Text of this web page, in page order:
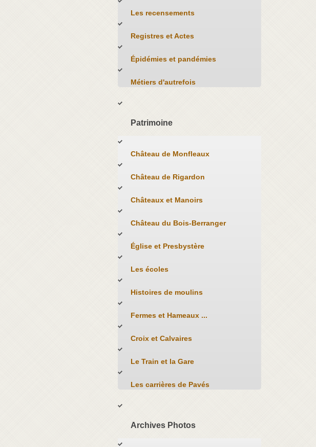
Les recensements
Registres et Actes
Épidémies et pandémies
Métiers d'autrefois
Patrimoine
Château de Monfleaux
Château de Rigardon
Châteaux et Manoirs
Château du Bois-Berranger
Église et Presbystère
Les écoles
Histoires de moulins
Fermes et Hameaux ...
Croix et Calvaires
Le Train et la Gare
Les carrières de Pavés
Archives Photos